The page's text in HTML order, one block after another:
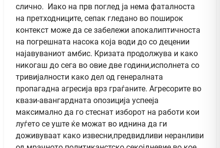
слично. Иако на прв поглед ја нема фаталноста
на претходниците, сепак гледано во поширок
контекст може да се забележи апокалиптичноста
на погрешната насока која води до со децении
најавуваниот амбис. Кризата продолжува и како
никогаш до сега во овие две години,исполнета со
тривијалности како дел од генералната
пропагадна агресија врз граѓаните. Агресорите во
квази-авангардната опозиција успееја
максимално да го стеснат изборот на работи кои
луѓето се уште ќе можат во иднина да ги
доживуваат како извесни,предвидливи неранливи